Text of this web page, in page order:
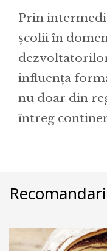
Prin
școlii în
influența
nu doar din
întreg